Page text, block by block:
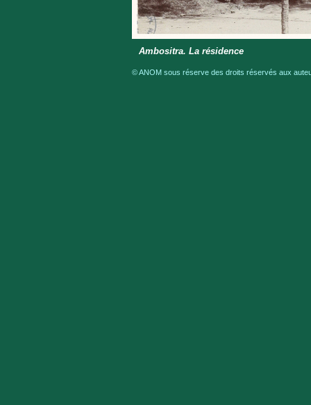
Ambositra. La résidence
© ANOM sous réserve des droits réservés aux